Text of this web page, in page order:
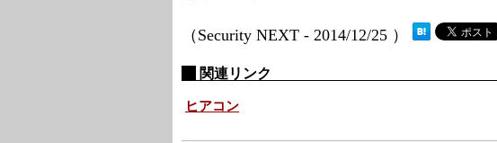
（Security NEXT - 2014/12/25 ）
関連リンク
ヒアコン